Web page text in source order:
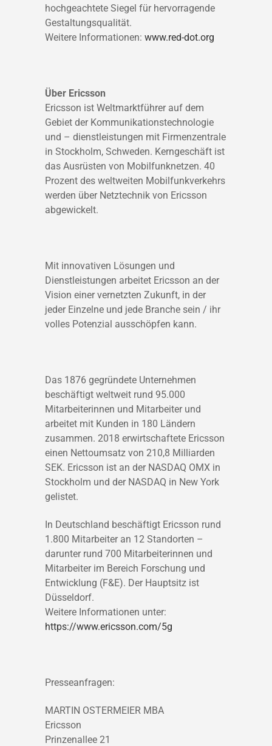
hochgeachtete Siegel für hervorragende
Gestaltungsqualität.
Weitere Informationen: www.red-dot.org
Über Ericsson
Ericsson ist Weltmarktführer auf dem
Gebiet der Kommunikationstechnologie
und – dienstleistungen mit Firmenzentrale
in Stockholm, Schweden. Kerngeschäft ist
das Ausrüsten von Mobilfunknetzen. 40
Prozent des weltweiten Mobilfunkverkehrs
werden über Netztechnik von Ericsson
abgewickelt.
Mit innovativen Lösungen und
Dienstleistungen arbeitet Ericsson an der
Vision einer vernetzten Zukunft, in der
jeder Einzelne und jede Branche sein / ihr
volles Potenzial ausschöpfen kann.
Das 1876 gegründete Unternehmen
beschäftigt weltweit rund 95.000
Mitarbeiterinnen und Mitarbeiter und
arbeitet mit Kunden in 180 Ländern
zusammen. 2018 erwirtschaftete Ericsson
einen Nettoumsatz von 210,8 Milliarden
SEK. Ericsson ist an der NASDAQ OMX in
Stockholm und der NASDAQ in New York
gelistet.
In Deutschland beschäftigt Ericsson rund
1.800 Mitarbeiter an 12 Standorten –
darunter rund 700 Mitarbeiterinnen und
Mitarbeiter im Bereich Forschung und
Entwicklung (F&E). Der Hauptsitz ist
Düsseldorf.
Weitere Informationen unter:
https://www.ericsson.com/5g
Presseanfragen:
MARTIN OSTERMEIER MBA
Ericsson
Prinzenallee 21